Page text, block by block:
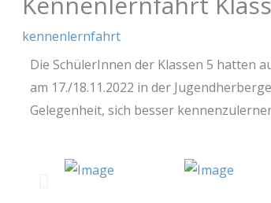
kennenlernfahrt
Die SchülerInnen der Klassen 5 hatten
am 17./18.11.2022 in der
Gelegenheit, sich besser